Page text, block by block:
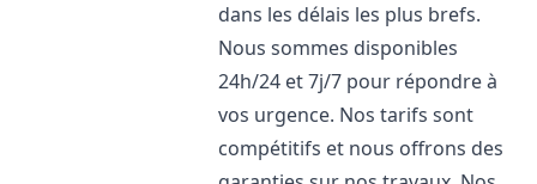
dans les délais les plus brefs.
Nous sommes disponibles
24h/24 et 7j/7 pour répondre à
vos urgence. Nos tarifs sont
compétitifs et nous offrons des